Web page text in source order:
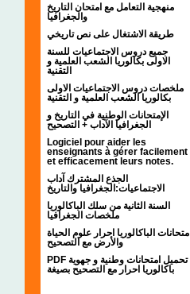
منهجية التعامل مع امتحان التاريخ
والجغرافيا
طريقة الاشتغال على نص تاريخي
جميع دروس الاجتماعيات للسنة
الاولى بكالوريا الشعب العلمية و
التقنية
ملخصات دروس الاجتماعيات الاولى
بكالوريا الشعب العلمية و التقنية
الإمتحانات الوطنية في التاريخ و
الجغرافيا الآداب + التصحيح
Logiciel pour aider les
enseignants à gérer facilement
et efficacement leurs notes.
الجذع المشترك آداب
الاجتماعيات:الجغرافيا والتاريخ
السنة الثانية من سلك الباكالوريا
ملخصات الجغرافيا
امتحانات الباكالوريا احرار علوم الحياة
والأرض مع التصحيح
PDF تحميل امتحانات وطنية و جهوية
باكالوريا احرار مع التصحيح بصيغة